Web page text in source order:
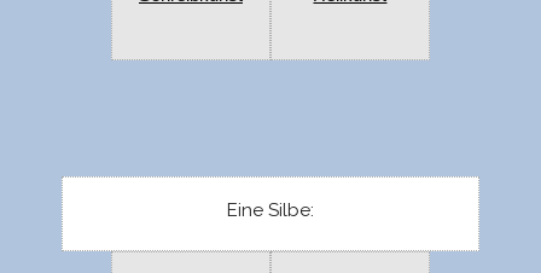
Eine Silbe: